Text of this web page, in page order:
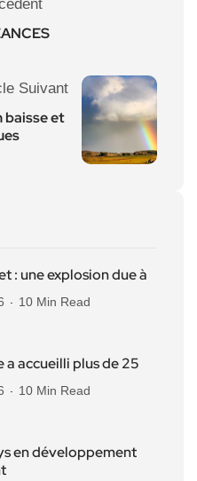
Suivant
baisse et
: une explosion due à
10 Min Read
a accueilli plus de 25
10 Min Read
en développement